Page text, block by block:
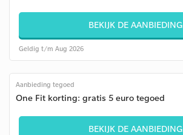
BEKIJK DE AANBIEDING
Geldig t/m Aug 2026
Aanbieding tegoed
One Fit korting: gratis 5 euro tegoed
BEKIJK DE AANBIEDING